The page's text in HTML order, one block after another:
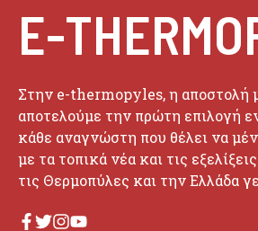
E-
Στην e-thermopyles, η αποστολή
αποτελούμε την πρώτη επιλογή
κάθε αναγνώστη που θέλει να
με τα τοπικά νέα και τις
τις Θερμοπύλες και την Ελλάδα